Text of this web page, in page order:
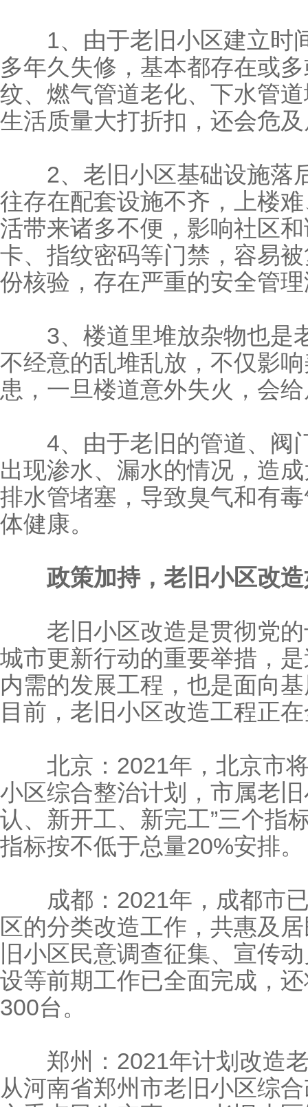
1、由于老旧小区建立时
多年久失修，基本都存在或
纹、燃气管道老化、下水管
生活质量大打折扣，还会危
2、老旧小区基础设施落
往存在配套设施不齐，上楼
活带来诸多不便，影响社区
卡、指纹密码等门禁，容易
份核验，存在严重的安全管
3、楼道里堆放杂物也是
不经意的乱堆乱放，不仅影
患，一旦楼道意外失火，会
4、由于老旧的管道、阀
出现渗水、漏水的情况，造
排水管堵塞，导致臭气和有
体健康。
政策加持，老旧小区改
老旧小区改造是贯彻党的
城市更新行动的重要举措，
内需的发展工程，也是面向
目前，老旧小区改造工程正
北京：2021年，北京市将
小区综合整治计划，市属老
认、新开工、新完工”三个指
指标按不低于总量20%安排。
成都：2021年，成都市已
区的分类改造工作，共惠及
旧小区民意调查征集、宣传
设等前期工作已全面完成，
300台。
郑州：2021年计划改造老
从河南省郑州市老旧小区综